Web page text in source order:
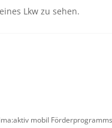
Lkw zu sehen.
mobil